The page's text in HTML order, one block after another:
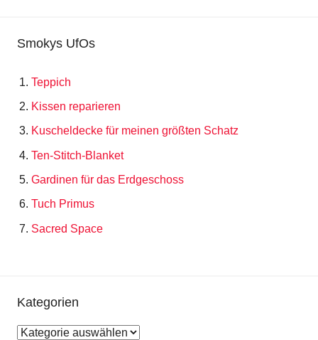
Smokys UfOs
Teppich
Kissen reparieren
Kuscheldecke für meinen größten Schatz
Ten-Stitch-Blanket
Gardinen für das Erdgeschoss
Tuch Primus
Sacred Space
Kategorien
Kategorien